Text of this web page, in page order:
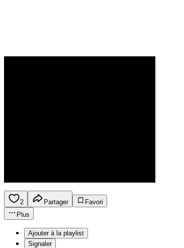
2 Partager
Favori
Plus
Ajouter à la playlist
Signaler